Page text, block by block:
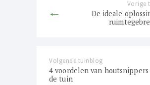
Vorige
De ideale
Volgende tuinblog
post:
4 voordelen van
de tuin